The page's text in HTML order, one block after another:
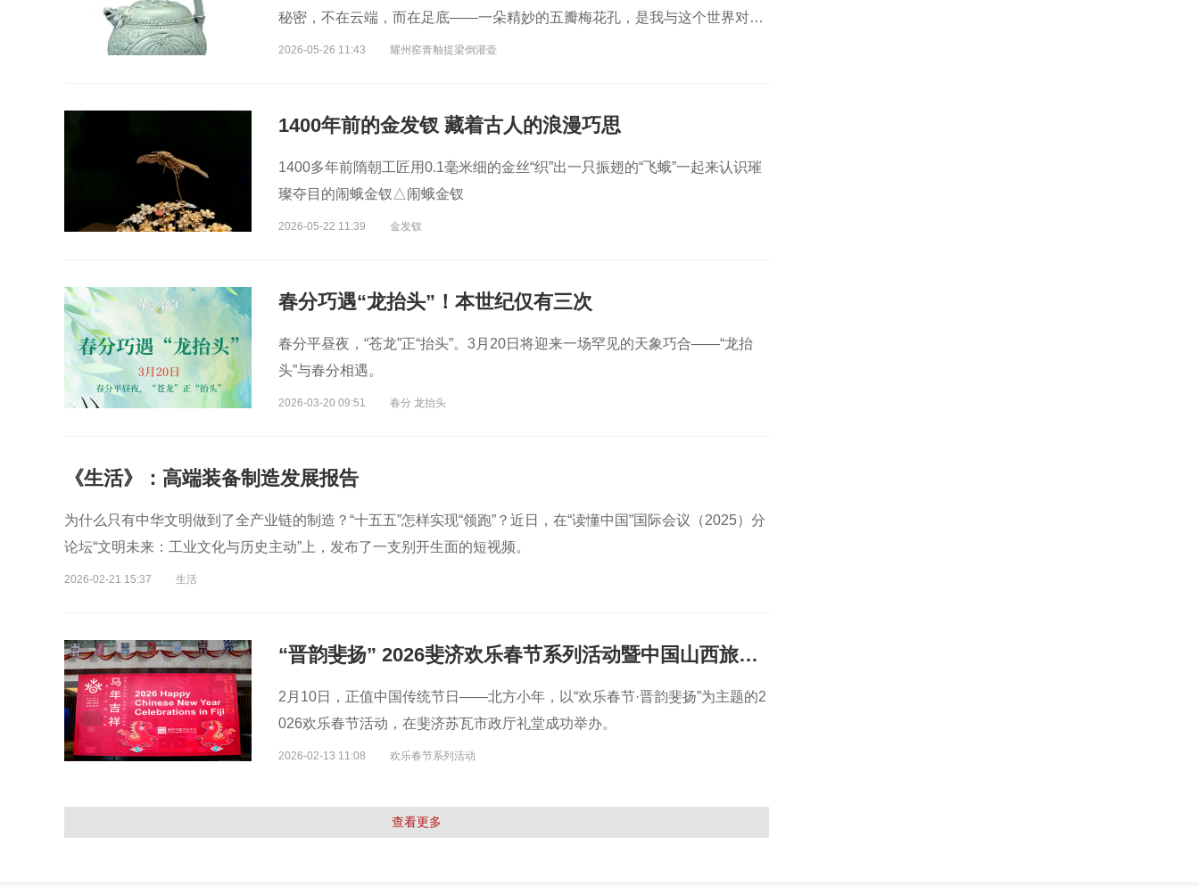
秘密，不在云端，而在足底——一朵精妙的五瓣梅花孔，是我与这个世界对话
的独特方式。
2026-05-26 11:43 耀州窑青釉提梁倒灌壶
1400年前的金发钗 藏着古人的浪漫巧思
1400多年前隋朝工匠用0.1毫米细的金丝“织”出一只振翅的“飞蛾”一起来认识璀
璨夺目的闹蛾金钗△闹蛾金钗
2026-05-22 11:39 金发钗
春分巧遇“龙抬头”！本世纪仅有三次
春分平昼夜，“苍龙”正“抬头”。3月20日将迎来一场罕见的天象巧合——“龙抬
头”与春分相遇。
2026-03-20 09:51 春分 龙抬头
《生活》：高端装备制造发展报告
为什么只有中华文明做到了全产业链的制造？“十五五”怎样实现“领跑”？近日，在“读懂中国”国际会议（2025）分
论坛“文明未来：工业文化与历史主动”上，发布了一支别开生面的短视频。
2026-02-21 15:37 生活
“晋韵斐扬” 2026斐济欢乐春节系列活动暨中国山西旅游文化推广年启动仪式成功举办
2月10日，正值中国传统节日——北方小年，以“欢乐春节·晋韵斐扬”为主题的2
026欢乐春节活动，在斐济苏瓦市政厅礼堂成功举办。
2026-02-13 11:08 欢乐春节系列活动
查看更多